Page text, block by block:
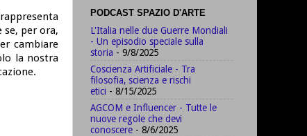
per ora,
cambiare
la nostra
PODCAST SPAZIO D'ARTE
L'Italia nelle due Guerre Mondiali
- Un episodio speciale sulla
storia - 9/8/2025
Coscienza Artificiale - Tra
filosofia, scienza e rischi
etici - 8/15/2025
AGCOM e Influencer - Tutte le
nuove regole che devi
conoscere - 8/6/2025